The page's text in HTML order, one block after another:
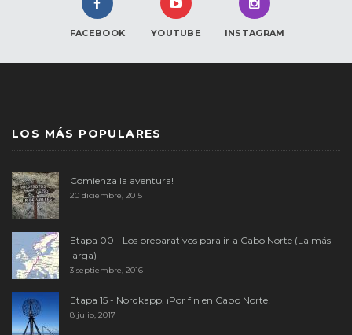
FACEBOOK YOUTUBE INSTAGRAM
LOS MÁS POPULARES
Comienza la aventura!
20 diciembre, 2015
Etapa 00 - Los preparativos para ir a Cabo Norte (La más
larga)
3 septiembre, 2016
Etapa 15 - Nordkapp. ¡Por fin en Cabo Norte!
8 julio, 2017